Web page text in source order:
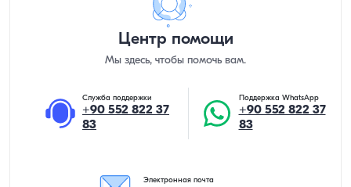
Центр помощи
Мы здесь, чтобы помочь вам.
Служба поддержки
+90 552 822 37
83
Поддержка WhatsApp
+90 552 822 37
83
Электронная почта